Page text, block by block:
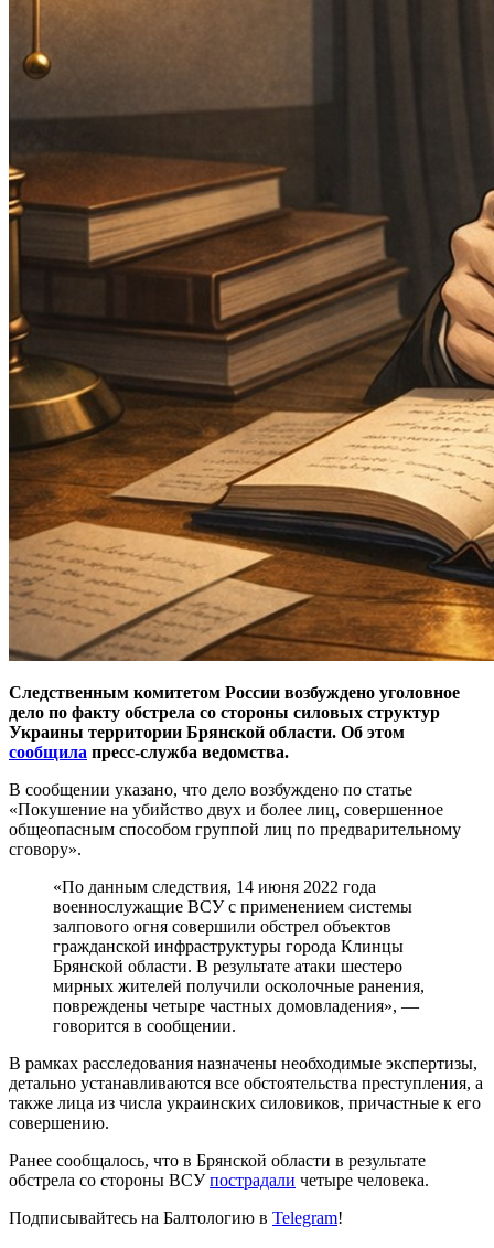
Следственным комитетом России возбуждено уголовное
дело по факту обстрела со стороны силовых структур
Украины территории Брянской области. Об этом
сообщила пресс-служба ведомства.
В сообщении указано, что дело возбуждено по статье
«Покушение на убийство двух и более лиц, совершенное
общеопасным способом группой лиц по предварительному
сговору».
«По данным следствия, 14 июня 2022 года
военнослужащие ВСУ с применением системы
залпового огня совершили обстрел объектов
гражданской инфраструктуры города Клинцы
Брянской области. В результате атаки шестеро
мирных жителей получили осколочные ранения,
повреждены четыре частных домовладения», —
говорится в сообщении.
В рамках расследования назначены необходимые экспертизы,
детально устанавливаются все обстоятельства преступления, а
также лица из числа украинских силовиков, причастные к его
совершению.
Ранее сообщалось, что в Брянской области в результате
обстрела со стороны ВСУпострадали четыре человека.
Подписывайтесь на Балтологию в Telegram!